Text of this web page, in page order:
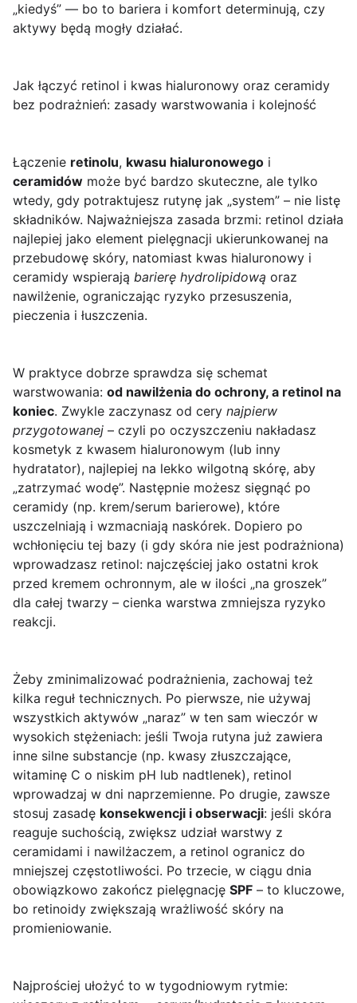
„kiedyś” — bo to bariera i komfort determinują, czy
aktywy będą mogły działać.
Jak łączyć retinol i kwas hialuronowy oraz ceramidy
bez podrażnień: zasady warstwowania i kolejność
Łączenie retinolu, kwasu hialuronowego i
ceramidów może być bardzo skuteczne, ale tylko
wtedy, gdy potraktujesz rutynę jak „system” – nie listę
składników. Najważniejsza zasada brzmi: retinol działa
najlepiej jako element pielęgnacji ukierunkowanej na
przebudowę skóry, natomiast kwas hialuronowy i
ceramidy wspierają barierę hydrolipidową oraz
nawilżenie, ograniczając ryzyko przesuszenia,
pieczenia i łuszczenia.
W praktyce dobrze sprawdza się schemat
warstwowania: od nawilżenia do ochrony, a retinol na
koniec. Zwykle zaczynasz od cery najpierw
przygotowanej – czyli po oczyszczeniu nakładasz
kosmetyk z kwasem hialuronowym (lub inny
hydratator), najlepiej na lekko wilgotną skórę, aby
„zatrzymać wodę”. Następnie możesz sięgnąć po
ceramidy (np. krem/serum barierowe), które
uszczelniają i wzmacniają naskórek. Dopiero po
wchłonięciu tej bazy (i gdy skóra nie jest podrażniona)
wprowadzasz retinol: najczęściej jako ostatni krok
przed kremem ochronnym, ale w ilości „na groszek”
dla całej twarzy – cienka warstwa zmniejsza ryzyko
reakcji.
Żeby zminimalizować podrażnienia, zachowaj też
kilka reguł technicznych. Po pierwsze, nie używaj
wszystkich aktywów „naraz” w ten sam wieczór w
wysokich stężeniach: jeśli Twoja rutyna już zawiera
inne silne substancje (np. kwasy złuszczające,
witaminę C o niskim pH lub nadtlenek), retinol
wprowadzaj w dni naprzemienne. Po drugie, zawsze
stosuj zasadę konsekwencji i obserwacji: jeśli skóra
reaguje suchością, zwiększ udział warstwy z
ceramidami i nawilżaczem, a retinol ogranicz do
mniejszej częstotliwości. Po trzecie, w ciągu dnia
obowiązkowo zakończ pielęgnację SPF – to kluczowe,
bo retinoidy zwiększają wrażliwość skóry na
promieniowanie.
Najprościej ułożyć to w tygodniowym rytmie: